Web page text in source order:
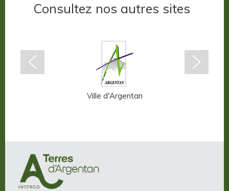
Consultez nos autres sites
Ville d'Argentan